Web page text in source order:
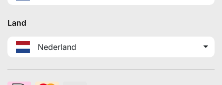
Land
Nederland